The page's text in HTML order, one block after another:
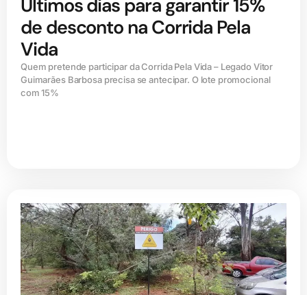
Últimos dias para garantir 15%
de desconto na Corrida Pela
Vida
Quem pretende participar da Corrida Pela Vida – Legado Vitor
Guimarães Barbosa precisa se antecipar. O lote promocional
com 15%